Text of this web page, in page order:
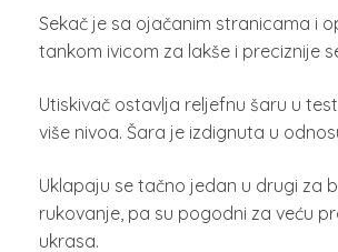
Sekač je sa ojačanim stranicama i
tankom ivicom za lakše i preciznije
Utiskivač ostavlja reljefnu šaru u
više nivoa. Šara je izdignuta u
Uklapaju se tačno jedan u drugi za
rukovanje, pa su pogodni za veću
ukrasa.